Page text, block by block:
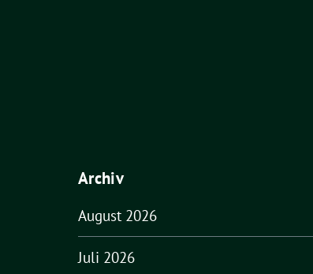
Archiv
August 2026
Juli 2026